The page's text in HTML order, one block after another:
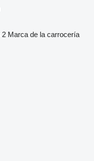
2 Marca de la carrocería